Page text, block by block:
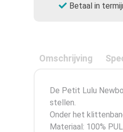
Betaal in
Omschrijving
De Petit Lulu
stellen.
Onder het
Materiaal: 100%